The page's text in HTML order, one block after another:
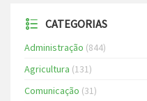
CATEGORIAS
Administração (844)
Agricultura (131)
Comunicação (31)